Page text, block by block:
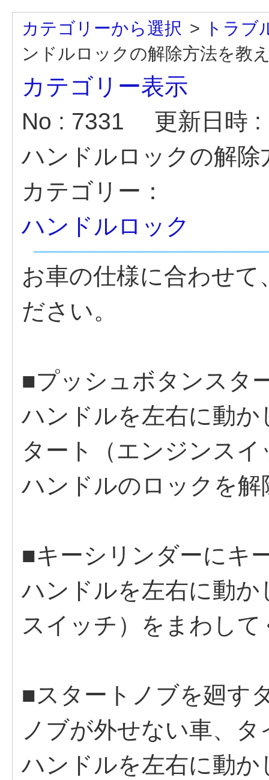
カテゴリーから選択 > トラブ
ンドルロックの解除方法を教
カテゴリー表示
No : 7331
更新日時
ハンドルロックの解
カテゴリー：
ハンドルロック
お車の仕様に合わせ
ださい。
■プッシュボタンスタ
ハンドルを左右に動
タート（エンジンス
ハンドルのロックを
■キーシリンダーにキ
ハンドルを左右に動
スイッチ）をまわし
■スタートノブを廻す
ノブが外せない車、
ハンドルを左右に動